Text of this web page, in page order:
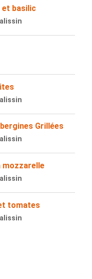
et basilic
Grillées
tomates